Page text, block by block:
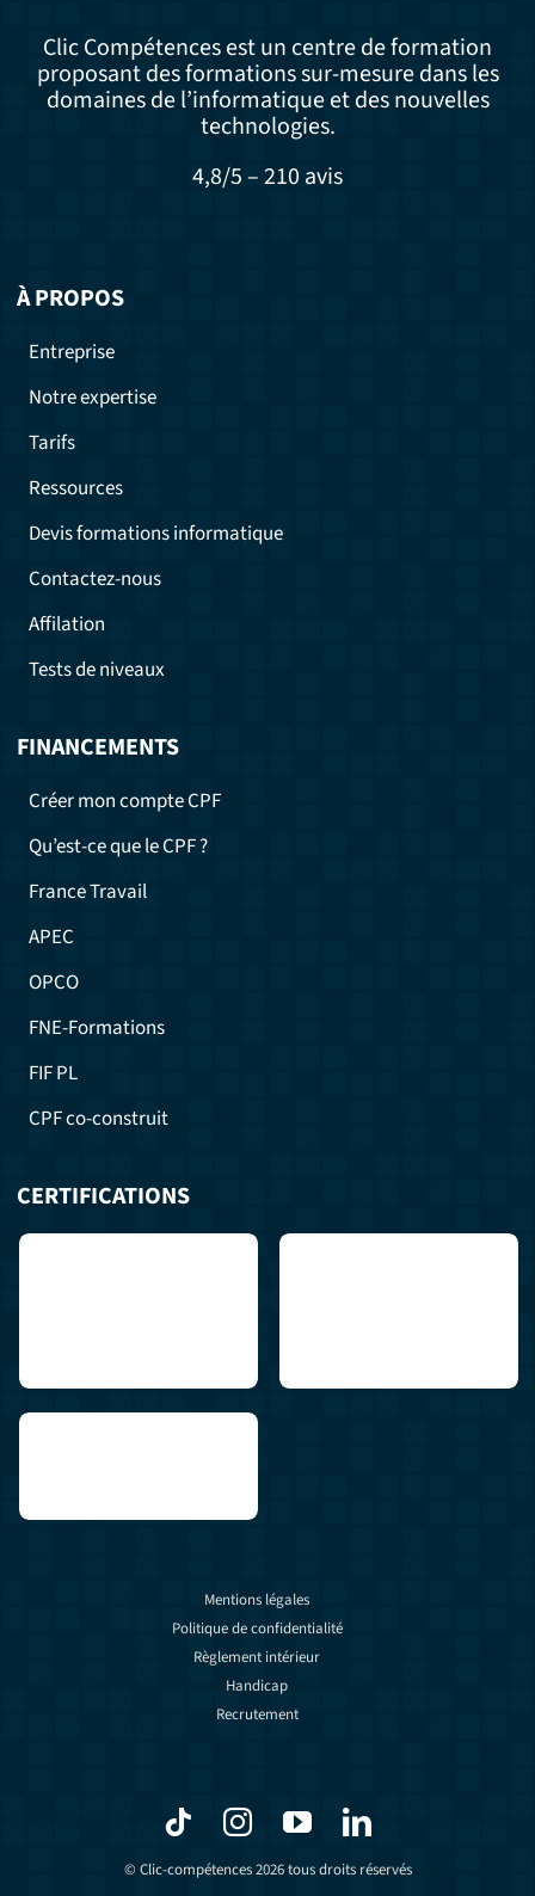
Clic Compétences est un centre de formation
proposant des formations sur-mesure dans les
domaines de l’informatique et des nouvelles
technologies.
4,8/5 – 210 avis
À PROPOS
Entreprise
Notre expertise
Tarifs
Ressources
Devis formations informatique
Contactez-nous
Affilation
Tests de niveaux
CERTIFICATIONS
FINANCEMENTS
Créer mon compte CPF
Qu’est-ce que le CPF ?
France Travail
APEC
OPCO
FNE-Formations
FIF PL
CPF co-construit
© Clic-compétences 2026 tous droits réservés
Mentions légales
Politique de confidentialité
Règlement intérieur
Handicap
Recrutement